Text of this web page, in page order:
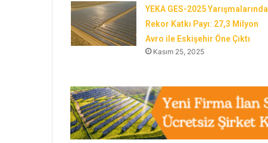
YEKA GES-2025 Yarışmalarında
Rekor Katkı Payı: 27,3 Milyon
Avro ile Eskişehir Öne Çıktı
Kasım 25, 2025